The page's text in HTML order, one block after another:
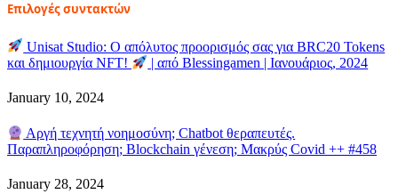
Επιλογές συντακτών
Unisat Studio: Ο απόλυτος προορισμός σας για BRC20 Tokens
και δημιουργία NFT!
| από Blessingamen | Ιανουάριος, 2024
January 10, 2024
Αργή τεχνητή νοημοσύνη; Chatbot θεραπευτές.
Παραπληροφόρηση; Blockchain γένεση; Μακρύς Covid ++ #458
January 28, 2024